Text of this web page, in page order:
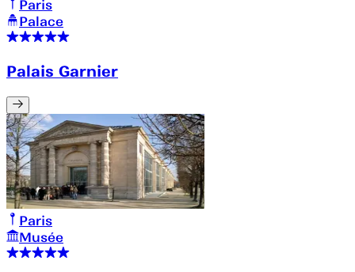
Paris
Palace
Palais Garnier
Paris
Musée